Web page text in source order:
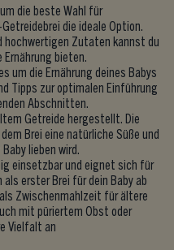
die beste Wahl für
die ideale Option.
Zutaten kannst du
bieten.
um die Ernährung deines Babys
Tipps zur optimalen Einführung
Abschnitten.
Getreide hergestellt. Die
Brei eine natürliche Süße und
lieben wird.
einsetzbar und eignet sich für
erster Brei für dein Baby ab
Zwischenmahlzeit für ältere
mit püriertem Obst oder
Vielfalt an